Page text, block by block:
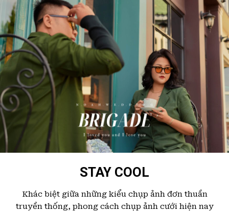
STAY COOL
Khác biệt giữa những kiểu chụp ảnh đơn thuần
truyền thống, phong cách chụp ảnh cưới hiện nay